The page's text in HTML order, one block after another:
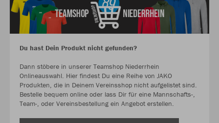
Du hast Dein Produkt nicht gefunden?
Dann stöbere in unserer Teamshop Niederrhein
Onlineauswahl. Hier findest Du eine Reihe von JAKO
Produkten, die in Deinem Vereinsshop nicht aufgelistet sind.
Bestelle bequem online oder lass Dir für eine Mannschafts-,
Team-, oder Vereinsbestellung ein Angebot erstellen.